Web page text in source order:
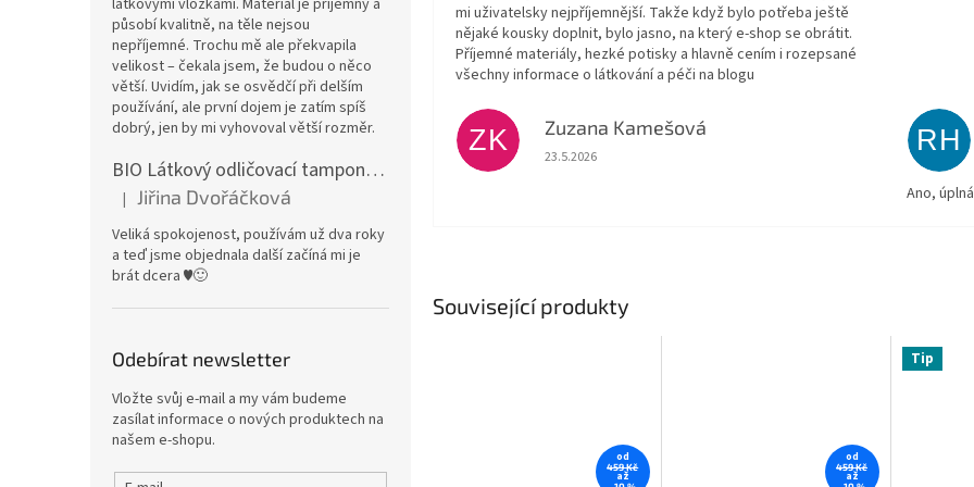
působí kvalitně, na těle nejsou
nepříjemné. Trochu mě ale překvapila
velikost – čekala jsem, že budou o něco
větší. Uvidím, jak se osvědčí při delším
používání, ale první dojem je zatím spíš
dobrý, jen by mi vyhovoval větší rozměr.
BIO Látkový odličovací tamponek: Barevné bambusovo-biobavlněné froté
Hodnocení produktu je 5 z 5 hvězdiček.
| Jiřina Dvořáčková
Veliká spokojenost, používám už dva roky
a teď jsme objednala další začíná mi je
brát dcera ♥️🙂
Odebírat newsletter
Vložte svůj e-mail a my vám budeme
zasílat informace o nových produktech na
našem e-shopu.
Související produkty
od
459 Kč
až
od
459 Kč
až
Tip
mi uživatelsky nejpříjemnější. Takže když bylo potřeba ještě
nějaké kousky doplnit, bylo jasno, na který e-shop se obrátit.
Příjemné materiály, hezké potisky a hlavně cením i rozepsané
všechny informace o látkování a péči na blogu
ZK Zuzana Kamešová
Hodnocení obchodu je 5 z 5 hvězdiček.
23.5.2026
RH
Ano,